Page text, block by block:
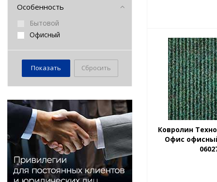
Ковролин
Офис
Карат
Ковры Бреста
Нева Тафт
Технолайн
УРГ-ГАЗ КАРПЕТ
Особенность
Бытовой
Офисный
Сбросить